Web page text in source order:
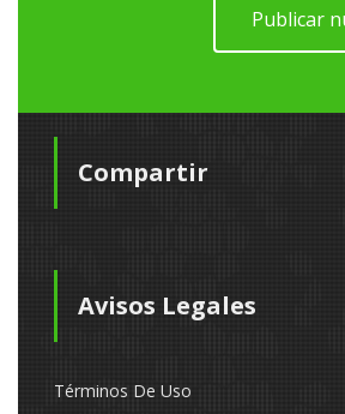
Publicar
Compartir
Avisos Legales
Términos De Uso